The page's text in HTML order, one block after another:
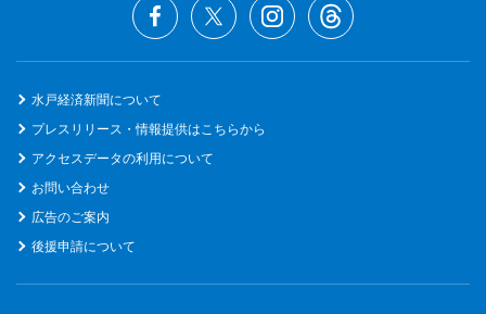
水戸経済新聞について
プレスリリース・情報提供はこちらから
アクセスデータの利用について
お問い合わせ
広告のご案内
後援申請について